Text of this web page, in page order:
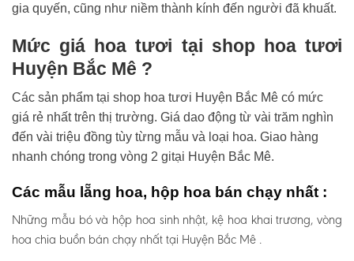
gia quyến, cũng như niềm thành kính đến người đã khuất.
Mức giá hoa tươi tại shop hoa tươi
Huyện Bắc Mê ?
Các sản phẩm tại shop hoa tươi Huyện Bắc Mê có mức
giá rẻ nhất trên thị trường. Giá dao động từ vài trăm nghìn
đến vài triệu đồng tùy từng mẫu và loại hoa. Giao hàng
nhanh chóng trong vòng 2 gitại Huyện Bắc Mê.
Các mẫu lẵng hoa, hộp hoa bán chạy nhất :
Những mẫu bó và hộp hoa sinh nhật, kệ hoa khai trương, vòng
hoa chia buồn bán chạy nhất tại Huyện Bắc Mê .